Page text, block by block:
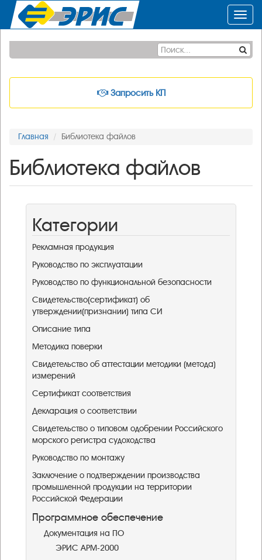
Запросить КП
Главная Библиотека файлов
Библиотека файлов
Категории
Рекламная продукция
Руководство по эксплуатации
Руководство по функциональной безопасности
Свидетельство(сертификат) об
утверждении(признании) типа СИ
Описание типа
Методика поверки
Свидетельство об аттестации методики (метода)
измерений
Сертификат соответствия
Декларация о соответствии
Свидетельство о типовом одобрении Российского
морского регистра судоходства
Руководство по монтажу
Заключение о подтверждении производства
промышленной продукции на территории
Российской Федерации ​
Программное обеспечение
Документация на ПО
ЭРИС АРМ-2000